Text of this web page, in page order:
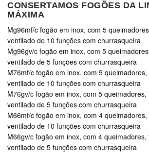
CONSERTAMOS FOGÕES DA
MÁXIMA
Mg96mf/c fogão em inox, com 5
ventilado de 10 funções com churrasqueira
Mg96gv/c fogão em inox, com 5
ventilado de 5 funções com churrasqueira
M76mf/c fogão em inox, com 5
ventilado de 10 funções com churrasqueira
M76gv/c fogão em inox, com 5
ventilado de 5 funções com churrasqueira
M66mf/c fogão em inox, com 4
ventilado de 10 funções com churrasqueira
M66gv/c fogão em inox, com 4
ventilado de 5 funções com churrasqueira